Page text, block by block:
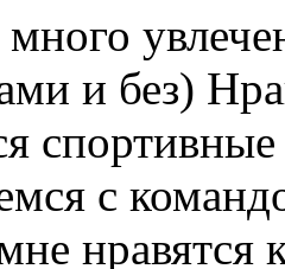
и без)
с
нравятся